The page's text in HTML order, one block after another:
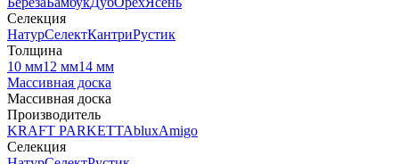
Селекция
НатурСелектКантриРустик
Толщина
10 мм12 мм14 мм
Массивная доска
Массивная доска
Производитель
KRAFT PARKETTAbluxAmigo
Селекция